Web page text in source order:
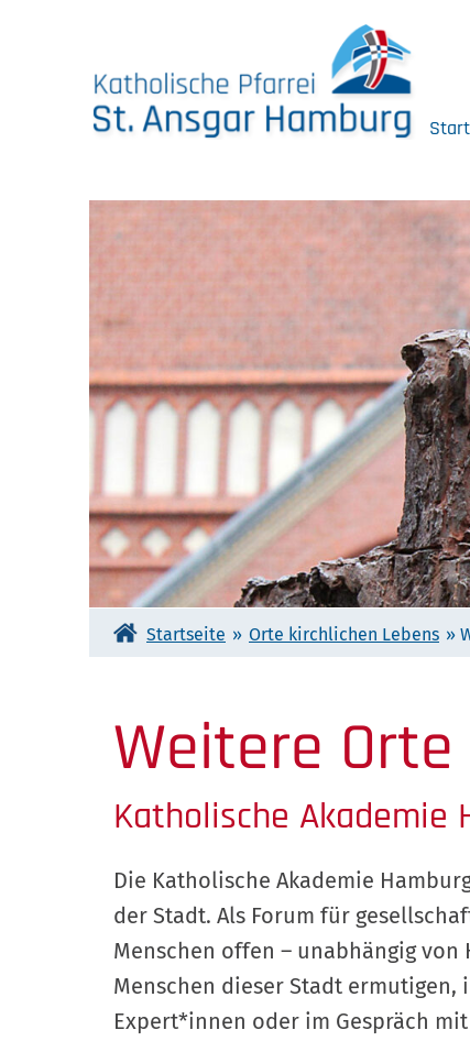
Katholische Pfarrei St. Ansgar
Start
Startseite » Orte kirchlichen Lebens »
Weitere
Katholische Akademie
Die Katholische Akademie
der Stadt. Als Forum für
Menschen offen – unabhängig
Menschen dieser Stadt
Expert*innen oder im Gespräch